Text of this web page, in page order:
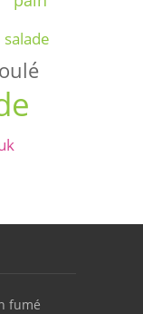
salade
fumé